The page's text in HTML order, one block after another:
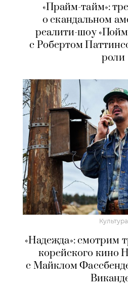
«Прайм-тайм»:
о скандальном
реалити-шоу
с Робертом
роли
Культура
«Надежда»: смотрим
корейского кино
с Майклом